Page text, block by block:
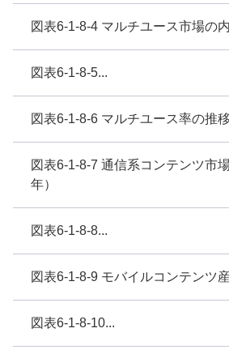
図表6-1-8-4 マルチユース市場の
図表6-1-8-5...
図表6-1-8-6 マルチユース率の推移
図表6-1-8-7 通信系コンテンツ市
年）
図表6-1-8-8...
図表6-1-8-9 モバイルコンテンツ
図表6-1-8-10...